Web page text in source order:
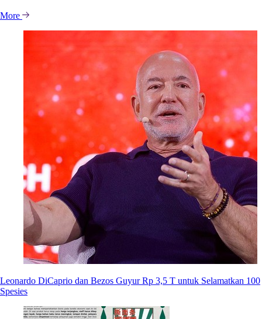
More
Leonardo DiCaprio dan Bezos Guyur Rp 3,5 T untuk Selamatkan 100
Spesies